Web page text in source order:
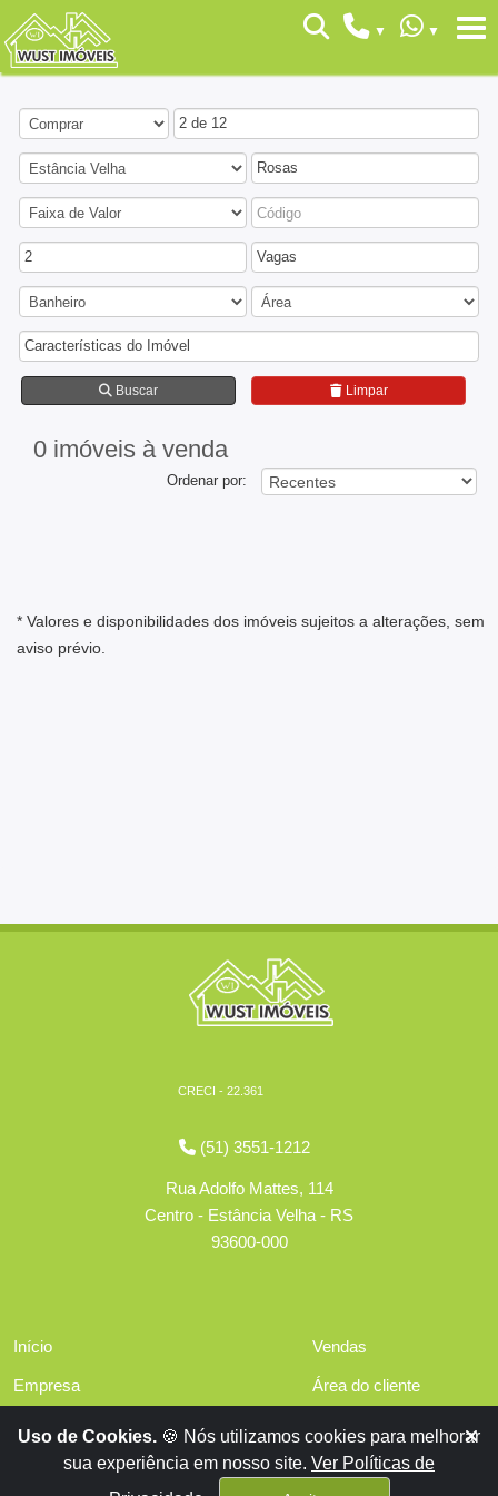
2 de 12
Rosas
2 Vagas
Características do Imóvel
Buscar Limpar
0 imóveis à venda
Ordenar por:
* Valores e disponibilidades dos imóveis sujeitos a alterações, sem
aviso prévio.
CRECI - 22.361
(51) 3551-1212
Rua Adolfo Mattes, 114
Centro - Estância Velha - RS
93600-000
Início
Empresa
Financiamentos
Vendas
Área do cliente
Contato
Uso de Cookies. 🍪 Nós utilizamos cookies para melhorar
sua experiência em nosso site. Ver Políticas de